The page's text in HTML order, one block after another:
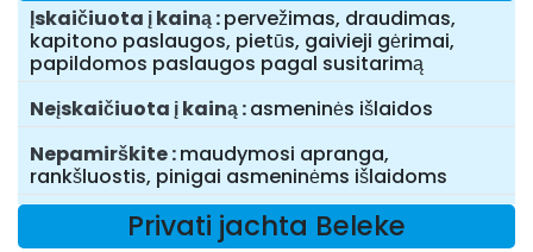
Įskaičiuota į kainą pervežimas, draudimas,
kapitono paslaugos, pietūs, gaivieji gėrimai,
papildomos paslaugos pagal susitarimą
Neįskaičiuota į kainą asmeninės išlaidos
Nepamirškite maudymosi apranga,
rankšluostis, pinigai asmeninėms išlaidoms
Privati jachta Beleke